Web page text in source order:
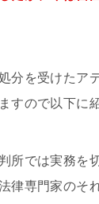
分を受けたア
すので以下に
所では実務
律専門家の